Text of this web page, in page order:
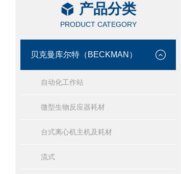
产品分类
PRODUCT CATEGORY
贝克曼库尔特（BECKMAN）
自动化工作站
微型生物反应器耗材
台式离心机主机及耗材
流式